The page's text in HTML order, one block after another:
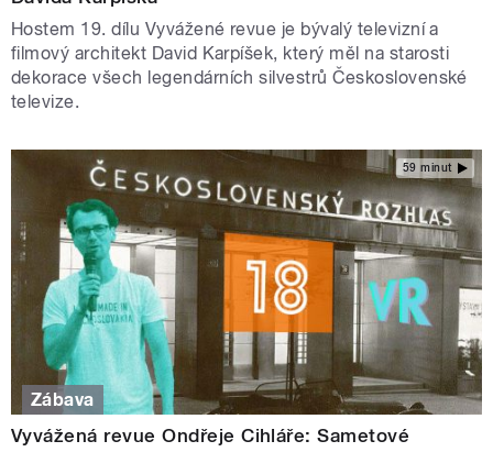
Hostem 19. dílu Vyvážené revue je bývalý televizní a
filmový architekt David Karpíšek, který měl na starosti
dekorace všech legendárních silvestrů Československé
televize.
59 minut
Zábava
Vyvážená revue Ondřeje Cihláře: Sametové